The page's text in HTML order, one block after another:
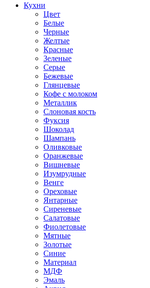
Кухни
Цвет
Белые
Черные
Желтые
Красные
Зеленые
Серые
Бежевые
Глянцевые
Кофе с молоком
Металлик
Слоновая кость
Фуксия
Шоколад
Шампань
Оливковые
Оранжевые
Вишневые
Изумрудные
Венге
Ореховые
Янтарные
Сиреневые
Салатовые
Фиолетовые
Мятные
Золотые
Синие
Материал
МДФ
Эмаль